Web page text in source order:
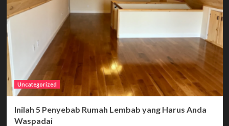
Uncategorized
Inilah 5 Penyebab Rumah Lembab yang Harus Anda
Waspadai